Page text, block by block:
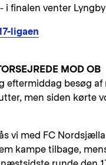
i finalen venter
ligaen
MOD OB
eftermiddag besøg
men siden kørte
vi med FC
kampe tilbage,